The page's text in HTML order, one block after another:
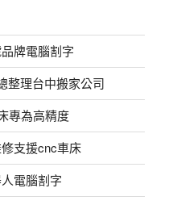
牌電腦割字
整理台中搬家公司
專為高精度
支援cnc車床
電腦割字